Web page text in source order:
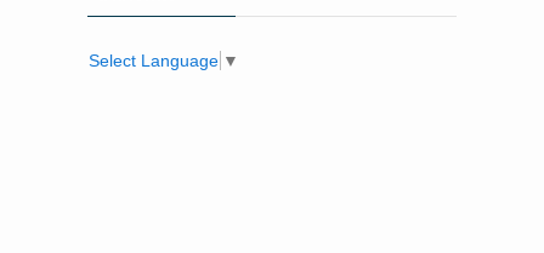
Select Language ▼